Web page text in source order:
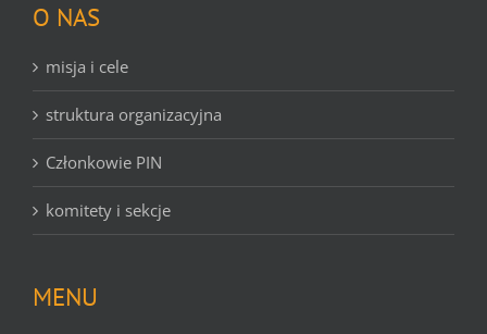
O NAS
misja i cele
struktura organizacyjna
Członkowie PIN
komitety i sekcje
MENU